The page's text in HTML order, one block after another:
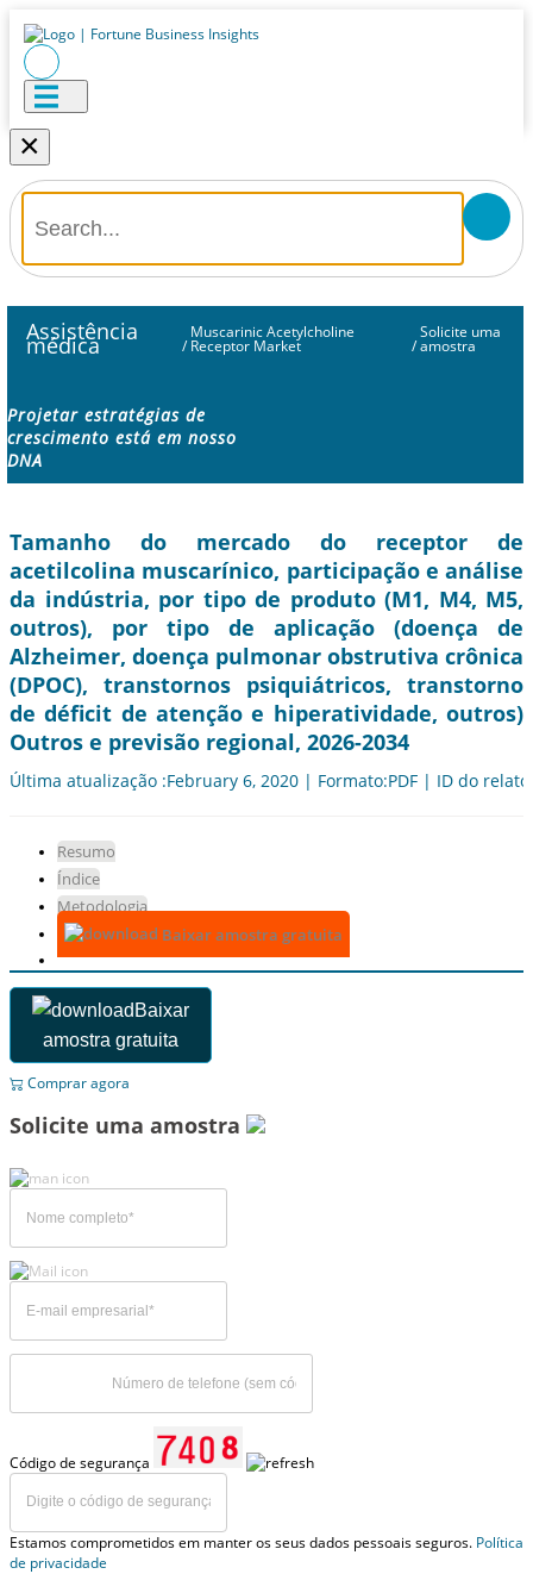
×
Assistência
médica /
Muscarinic Acetylcholine
Receptor Market /
Solicite uma
amostra
Projetar estratégias de
crescimento está em nosso
DNA
Tamanho do mercado do receptor de
acetilcolina muscarínico, participação e análise
da indústria, por tipo de produto (M1, M4, M5,
outros), por tipo de aplicação (doença de
Alzheimer, doença pulmonar obstrutiva crônica
(DPOC), transtornos psiquiátricos, transtorno
de déficit de atenção e hiperatividade, outros)
Outros e previsão regional, 2026-2034
Última atualização :February 6, 2020 | Formato:PDF | ID do
Resumo
Índice
Metodologia
Baixar amostra gratuita
Baixar
amostra gratuita
Comprar agora
Solicite uma amostra
Código de segurança
Estamos comprometidos em manter os seus dados pessoais seguros. Política
de privacidade